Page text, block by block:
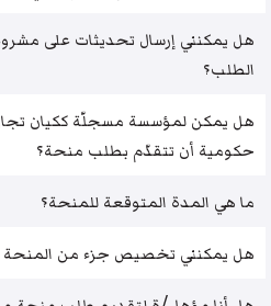
هل يمكنني إرسال تحديثات على
الطلب؟
هل يمكن لمؤسسة مسجلّة ككيان
حكومية أن تتقدّم بطلب منحة؟
ما هي المدة المتوقعة للمنحة؟
هل يمكنني تخصيص جزء من المنحة